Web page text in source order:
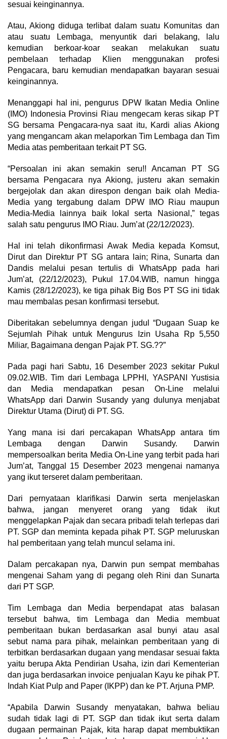
sesuai keinginannya.
Atau, Akiong diduga terlibat dalam suatu Komunitas dan
atau suatu Lembaga, menyuntik dari belakang, lalu
kemudian berkoar-koar seakan melakukan suatu
pembelaan terhadap Klien menggunakan profesi
Pengacara, baru kemudian mendapatkan bayaran sesuai
keinginannya.
Menanggapi hal ini, pengurus DPW Ikatan Media Online
(IMO) Indonesia Provinsi Riau mengecam keras sikap PT
SG bersama Pengacara-nya saat itu, Kardi alias Akiong
yang mengancam akan melaporkan Tim Lembaga dan Tim
Media atas pemberitaan terkait PT SG.
“Persoalan ini akan semakin seru!! Ancaman PT SG
bersama Pengacara nya Akiong, justeru akan semakin
bergejolak dan akan direspon dengan baik olah Media-
Media yang tergabung dalam DPW IMO Riau maupun
Media-Media lainnya baik lokal serta Nasional,” tegas
salah satu pengurus IMO Riau. Jum’at (22/12/2023).
Hal ini telah dikonfirmasi Awak Media kepada Komsut,
Dirut dan Direktur PT SG antara lain; Rina, Sunarta dan
Dandis melalui pesan tertulis di WhatsApp pada hari
Jum’at, (22/12/2023), Pukul 17.04.WIB, namun hingga
Kamis (28/12/2023), ke tiga pihak Big Bos PT SG ini tidak
mau membalas pesan konfirmasi tersebut.
Diberitakan sebelumnya dengan judul “Dugaan Suap ke
Sejumlah Pihak untuk Mengurus Izin Usaha Rp 5,550
Miliar, Bagaimana dengan Pajak PT. SG.??”
Pada pagi hari Sabtu, 16 Desember 2023 sekitar Pukul
09.02.WIB. Tim dari Lembaga LPPHI, YASPANI Yustisia
dan Media mendapatkan pesan On-Line melalui
WhatsApp dari Darwin Susandy yang dulunya menjabat
Direktur Utama (Dirut) di PT. SG.
Yang mana isi dari percakapan WhatsApp antara tim
Lembaga dengan Darwin Susandy. Darwin
mempersoalkan berita Media On-Line yang terbit pada hari
Jum’at, Tanggal 15 Desember 2023 mengenai namanya
yang ikut terseret dalam pemberitaan.
Dari pernyataan klarifikasi Darwin serta menjelaskan
bahwa, jangan menyeret orang yang tidak ikut
menggelapkan Pajak dan secara pribadi telah terlepas dari
PT. SGP dan meminta kepada pihak PT. SGP meluruskan
hal pemberitaan yang telah muncul selama ini.
Dalam percakapan nya, Darwin pun sempat membahas
mengenai Saham yang di pegang oleh Rini dan Sunarta
dari PT SGP.
Tim Lembaga dan Media berpendapat atas balasan
tersebut bahwa, tim Lembaga dan Media membuat
pemberitaan bukan berdasarkan asal bunyi atau asal
sebut nama para pihak, melainkan pemberitaan yang di
terbitkan berdasarkan dugaan yang mendasar sesuai fakta
yaitu berupa Akta Pendirian Usaha, izin dari Kementerian
dan juga berdasarkan invoice penjualan Kayu ke pihak PT.
Indah Kiat Pulp and Paper (IKPP) dan ke PT. Arjuna PMP.
“Apabila Darwin Susandy menyatakan, bahwa beliau
sudah tidak lagi di PT. SGP dan tidak ikut serta dalam
dugaan permainan Pajak, kita harap dapat membuktikan